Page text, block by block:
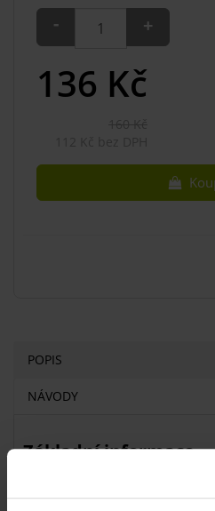
- +
136 Kč
POPIS
NÁVODY
Základní informace
Typ: masážní krémy